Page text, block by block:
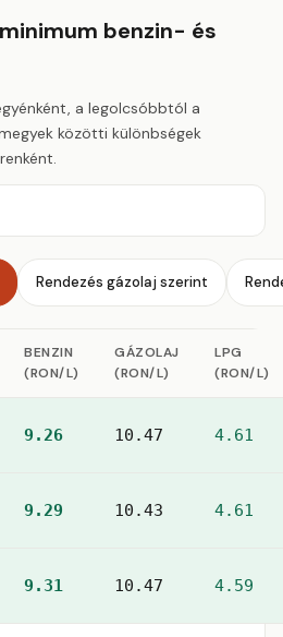
benzin- és
a legolcsóbbtól a
közötti különbségek
Rendezés gázolaj szerint
BENZIN
(RON/L)
GÁZOLAJ
(RON/L)
LPG
(RON/L)
9.26 10.47 4.61
9.29 10.43 4.61
9.31 10.47 4.59